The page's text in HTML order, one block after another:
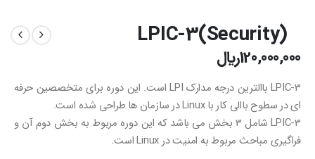
LPIC-3(Security)
120,000,000﷼
3-LPIC باالترین درجه مدارک LPI است. این دوره برای متخصصین حرفه
ای در سطوح باالی کار با Linux در سازمان ها طراحی شده است.
3-LPIC شامل 3 بخش می باشد که این دوره مربوط به بخش دوم آن و
فراگیری مباحث مربوط به امنیت در Linux است.